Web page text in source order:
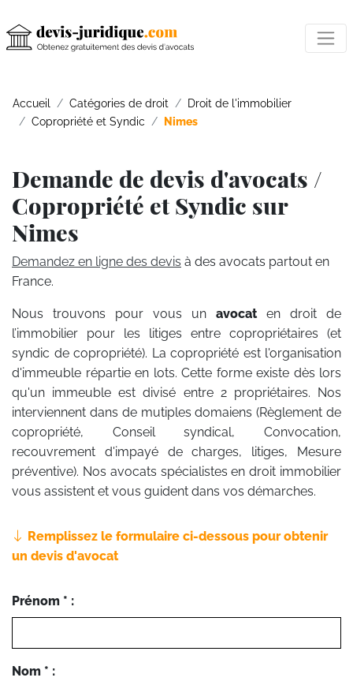
Accueil Catégories de droit
Droit de l'immobilier
Copropriété et Syndic
Nimes
Demande de devis d'avocats /
Copropriété et Syndic sur
Nimes
Demandez en ligne des devis à des avocats partout en
France.
Nous trouvons pour vous un avocat en droit de
l’immobilier pour les litiges entre copropriétaires (et
syndic de copropriété). La copropriété est l'organisation
d'immeuble répartie en lots. Cette forme existe dès lors
qu'un immeuble est divisé entre 2 propriétaires. Nos
interviennent dans de mutiples domaiens (Règlement de
copropriété, Conseil syndical, Convocation,
recouvrement d'impayé de charges, litiges, Mesure
préventive). Nos avocats spécialistes en droit immobilier
vous assistent et vous guident dans vos démarches.
Remplissez le formulaire ci-dessous pour obtenir
un devis d'avocat
Prénom * :
Nom * :